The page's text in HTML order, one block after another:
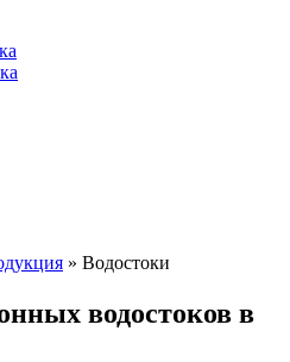
» Водостоки
водостоков в